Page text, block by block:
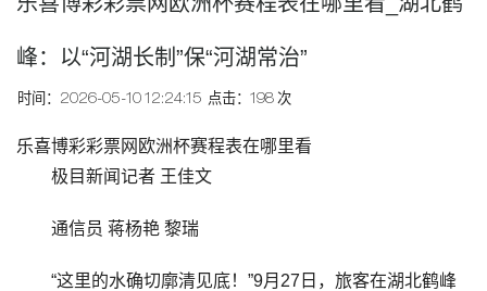
峰：以“河湖长制”保“河湖常治”
时间：2026-05-10 12:24:15 点击：198 次
乐喜博彩彩票网欧洲杯赛程表在哪里看
极目新闻记者 王佳文
通信员 蒋杨艳 黎瑞
“这里的水确切廓清见底！”9月27日，旅客在湖北鹤峰